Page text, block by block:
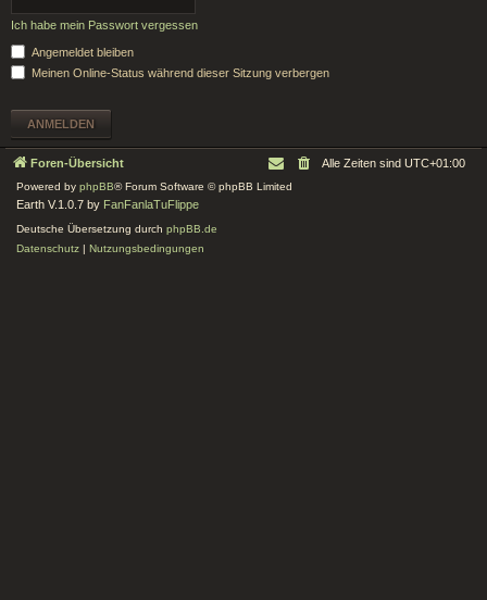
Ich habe mein Passwort vergessen
Angemeldet bleiben
Meinen Online-Status während dieser Sitzung verbergen
Foren-Übersicht Alle Zeiten sind UTC+01:00
Powered by phpBB® Forum Software © phpBB Limited
Earth V.1.0.7 by FanFanlaTuFlippe
Deutsche Übersetzung durch phpBB.de
Datenschutz | Nutzungsbedingungen